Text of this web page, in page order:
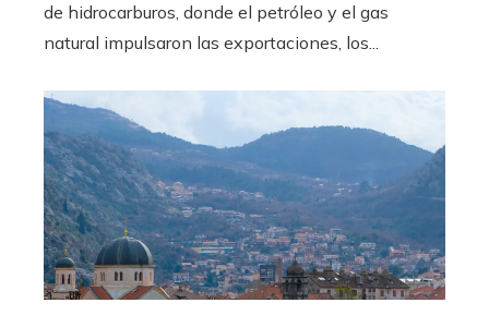
de hidrocarburos, donde el petróleo y el gas
natural impulsaron las exportaciones, los...